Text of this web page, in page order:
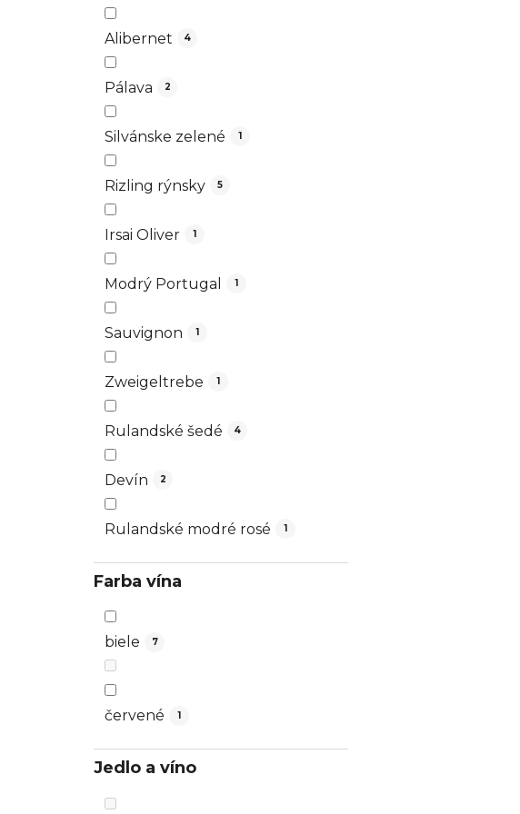
Alibernet 4
Pálava 2
Silvánske zelené 1
Rizling rýnsky 5
Irsai Oliver 1
Modrý Portugal 1
Sauvignon 1
Zweigeltrebe 1
Rulandské šedé 4
Devín 2
Rulandské modré rosé 1
Farba vína
biele 7
červené 1
Jedlo a víno